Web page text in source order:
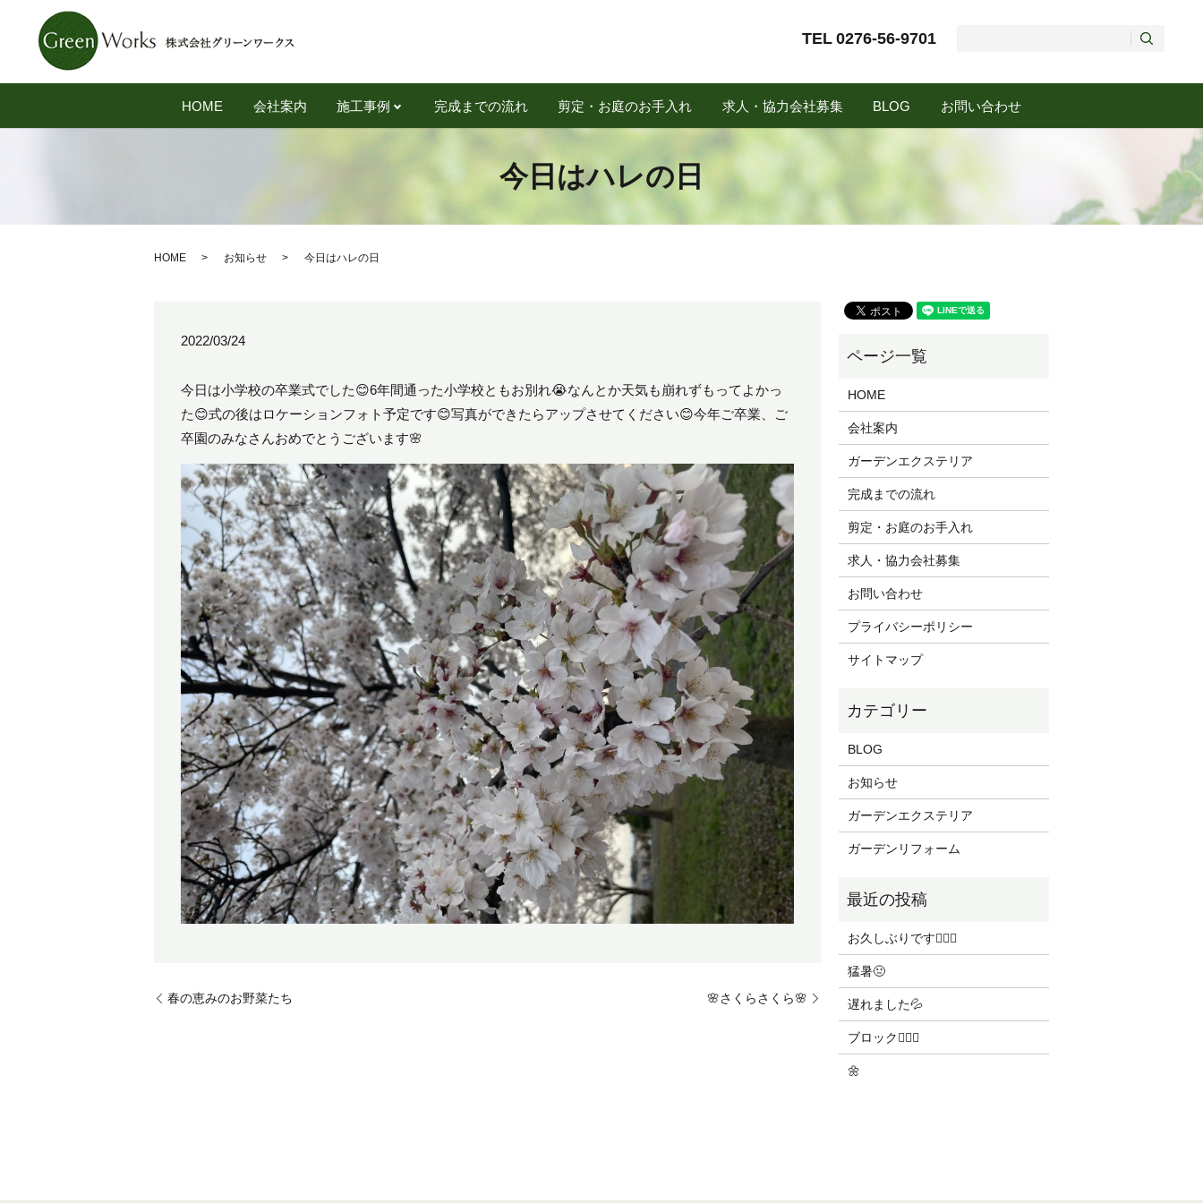
TEL 0276-56-9701
HOME 会社案内 施工事例 完成までの流れ 剪定・お庭のお手入れ 求人・協力会社募集 BLOG お問い合わせ
今日はハレの日
HOME お知らせ 今日はハレの日
2022/03/24
今日は小学校の卒業式でした😊6年間通った小学校ともお別れ😭なんとか天気も崩れずもってよかっ
た😊式の後はロケーションフォト予定です😊写真ができたらアップさせてください😊今年ご卒業、ご
卒園のみなさんおめでとうございます🌸
春の恵みのお野菜たち 🌸さくらさくら🌸
HOME
会社案内
ガーデンエクステリア
完成までの流れ
剪定・お庭のお手入れ
求人・協力会社募集
お問い合わせ
プライバシーポリシー
サイトマップ
BLOG
お知らせ
ガーデンエクステリア
ガーデンリフォーム
お久しぶりです🙇🏻‍♀️
猛暑🤢
遅れました💦
ブロック👷🏻‍♀️
🌼